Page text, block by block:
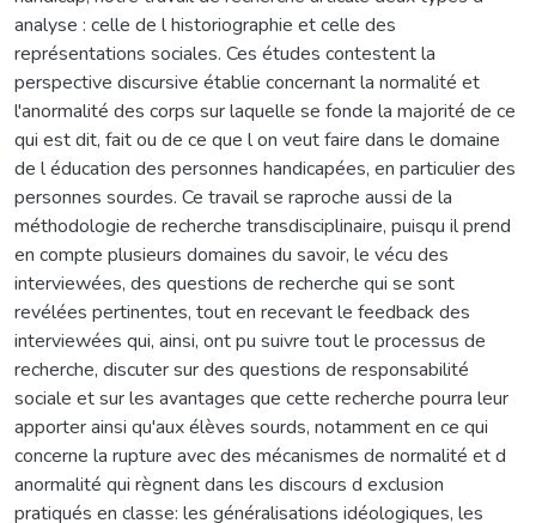
analyse : celle de l historiographie et celle des
représentations sociales. Ces études contestent la
perspective discursive établie concernant la normalité et
l'anormalité des corps sur laquelle se fonde la majorité de ce
qui est dit, fait ou de ce que l on veut faire dans le domaine
de l éducation des personnes handicapées, en particulier des
personnes sourdes. Ce travail se raproche aussi de la
méthodologie de recherche transdisciplinaire, puisqu il prend
en compte plusieurs domaines du savoir, le vécu des
interviewées, des questions de recherche qui se sont
revélées pertinentes, tout en recevant le feedback des
interviewées qui, ainsi, ont pu suivre tout le processus de
recherche, discuter sur des questions de responsabilité
sociale et sur les avantages que cette recherche pourra leur
apporter ainsi qu'aux élèves sourds, notamment en ce qui
concerne la rupture avec des mécanismes de normalité et d
anormalité qui règnent dans les discours d exclusion
pratiqués en classe: les généralisations idéologiques, les